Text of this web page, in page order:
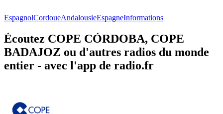
EspagnolCordoueAndalousieEspagneInformations
Écoutez COPE CÓRDOBA, COPE
BADAJOZ ou d'autres radios du monde
entier - avec l'app de radio.fr